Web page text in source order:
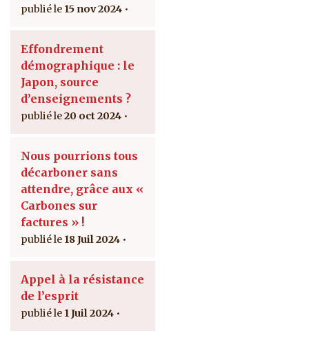
15 nov 2024
Effondrement
démographique : le
Japon, source
d’enseignements ?
20 oct 2024
Nous pourrions tous
décarboner sans
attendre, grâce aux «
Carbones sur
factures » !
18 Juil 2024
Appel à la résistance
de l’esprit
1 Juil 2024